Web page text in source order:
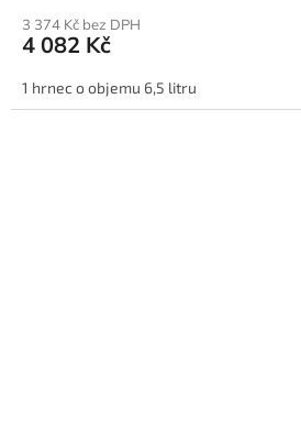
3 374 Kč bez DPH
4 082 Kč
1 hrnec o objemu 6,5 litru